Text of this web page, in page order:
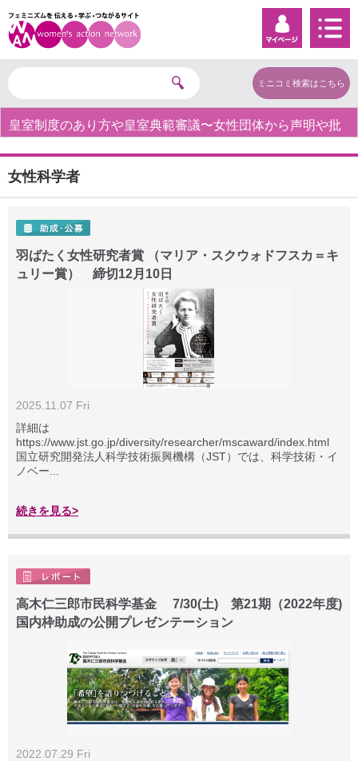
ミニコミ検索はこちら
皇室制度のあり方や皇室典範審議〜女性団体から声明や批
女性科学者
羽ばたく女性研究者賞 （マリア・スクウォドフスカ＝キ
ュリー賞） 締切12月10日
2025.11.07 Fri
詳細は
https://www.jst.go.jp/diversity/researcher/mscaward/index.html
国立研究開発法人科学技術振興機構（JST）では、科学技術・イ
ノベー...
続きを見る>
高木仁三郎市民科学基金 7/30(土) 第21期（2022年度)
国内枠助成の公開プレゼンテーション
2022.07.29 Fri